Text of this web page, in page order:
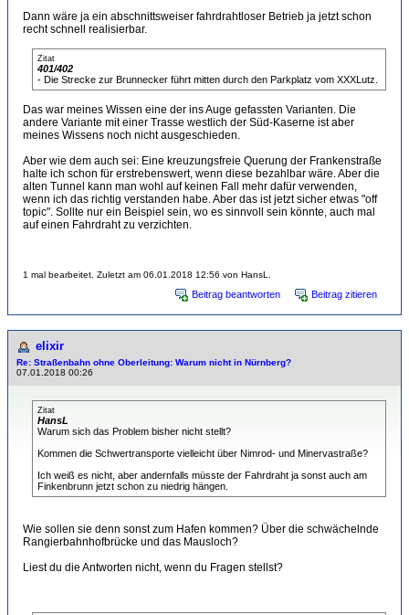
Dann wäre ja ein abschnittsweiser fahrdrahtloser Betrieb ja jetzt schon
recht schnell realisierbar.
Zitat
401/402
- Die Strecke zur Brunnecker führt mitten durch den Parkplatz vom XXXLutz.
Das war meines Wissen eine der ins Auge gefassten Varianten. Die
andere Variante mit einer Trasse westlich der Süd-Kaserne ist aber
meines Wissens noch nicht ausgeschieden.
Aber wie dem auch sei: Eine kreuzungsfreie Querung der Frankenstraße
halte ich schon für erstrebenswert, wenn diese bezahlbar wäre. Aber die
alten Tunnel kann man wohl auf keinen Fall mehr dafür verwenden,
wenn ich das richtig verstanden habe. Aber das ist jetzt sicher etwas "off
topic". Sollte nur ein Beispiel sein, wo es sinnvoll sein könnte, auch mal
auf einen Fahrdraht zu verzichten.
1 mal bearbeitet. Zuletzt am 06.01.2018 12:56 von HansL.
Beitrag beantworten Beitrag zitieren
elixir
Re: Straßenbahn ohne Oberleitung: Warum nicht in Nürnberg?
07.01.2018 00:26
Zitat
HansL
Warum sich das Problem bisher nicht stellt?
Kommen die Schwertransporte vielleicht über Nimrod- und Minervastraße?
Ich weiß es nicht, aber andernfalls müsste der Fahrdraht ja sonst auch am
Finkenbrunn jetzt schon zu niedrig hängen.
Wie sollen sie denn sonst zum Hafen kommen? Über die schwächelnde
Rangierbahnhofbrücke und das Mausloch?
Liest du die Antworten nicht, wenn du Fragen stellst?